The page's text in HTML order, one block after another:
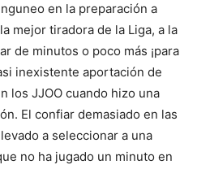
en la preparación a
mejor tiradora de la Liga, a la
de minutos o poco más ¡para
inexistente aportación de
los JJOO cuando hizo una
El confiar demasiado en las
a seleccionar a una
no ha jugado un minuto en